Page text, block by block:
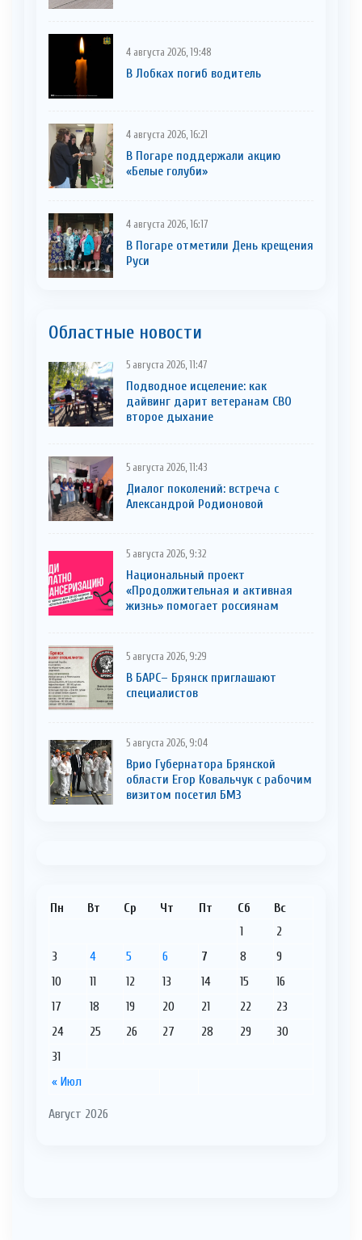
4 августа 2026, 19:48
В Лобках погиб водитель
4 августа 2026, 16:21
В Погаре поддержали акцию
«Белые голуби»
4 августа 2026, 16:17
В Погаре отметили День крещения
Руси
Областные новости
5 августа 2026, 11:47
Подводное исцеление: как
дайвинг дарит ветеранам СВО
второе дыхание
5 августа 2026, 11:43
Диалог поколений: встреча с
Александрой Родионовой
5 августа 2026, 9:32
Национальный проект
«Продолжительная и активная
жизнь» помогает россиянам
5 августа 2026, 9:29
В БАРС– Брянcк приглaшают
cпециaлистoв
5 августа 2026, 9:04
Врио Губернатора Брянской
области Егор Ковальчук с рабочим
визитом посетил БМЗ
Август 2026
Пн Вт Ср Чт Пт Сб Вс
« Июл
1
2
3
4 5 6 7 8
9
10
11 12 13 14 15
16
17
18 19 20 21 22
23
24
25 26 27 28 29
30
31